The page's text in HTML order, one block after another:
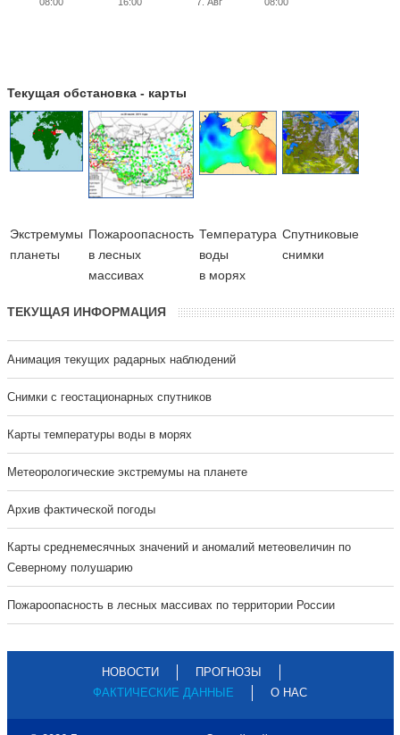
Текущая обстановка - карты
Экстремумы
планеты
Пожароопасность
в лесных
массивах
Температура
воды
в морях
Cпутниковые
снимки
ТЕКУЩАЯ ИНФОРМАЦИЯ
Анимация текущих радарных наблюдений
Cнимки с геостационарных спутников
Карты температуры воды в морях
Метеорологические экстремумы на планете
Архив фактической погоды
Карты среднемесячных значений и аномалий метеовеличин по
Северному полушарию
Пожароопасность в лесных массивах по территории России
НОВОСТИ
ПРОГНОЗЫ
ФАКТИЧЕСКИЕ ДАННЫЕ
О НАС